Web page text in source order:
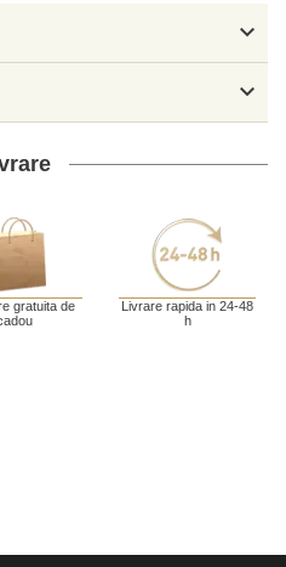


gratuita de
Livrare rapida in 24-48
h